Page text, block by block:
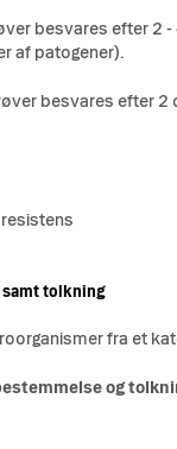
besvares efter 2
af patogener).
besvares efter 2
resistens
samt tolkning
fra et
og